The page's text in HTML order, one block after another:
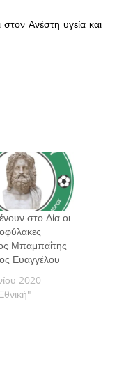
στον Ανέστη υγεία και
στο Δία οι
Μπαμπαΐτης
Ευαγγέλου
2020